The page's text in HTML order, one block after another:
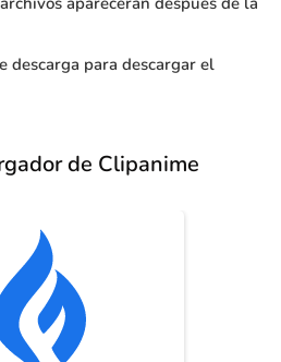
descarga para descargar el
de Clipanime